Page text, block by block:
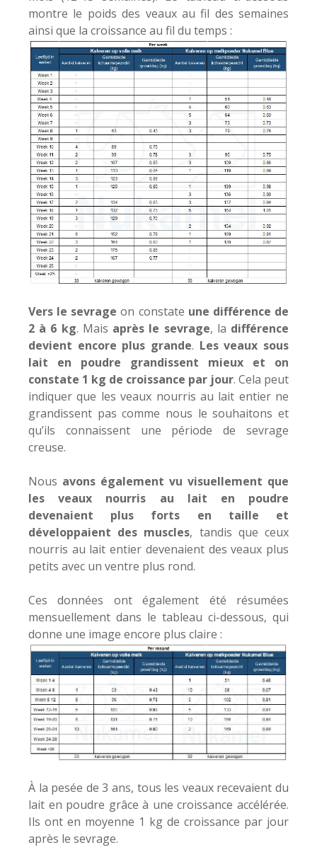
montre le poids des veaux au fil des semaines
ainsi que la croissance au fil du temps :
Vers le sevrage on constate une différence de
2 à 6 kg. Mais après le sevrage, la différence
devient encore plus grande. Les veaux sous
lait en poudre grandissent mieux et on
constate 1 kg de croissance par jour. Cela peut
indiquer que les veaux nourris au lait entier ne
grandissent pas comme nous le souhaitons et
qu’ils connaissent une période de sevrage
creuse.
Nous avons également vu visuellement que
les veaux nourris au lait en poudre
devenaient plus forts en taille et
développaient des muscles, tandis que ceux
nourris au lait entier devenaient des veaux plus
petits avec un ventre plus rond.
Ces données ont également été résumées
mensuellement dans le tableau ci-dessous, qui
donne une image encore plus claire :
À la pesée de 3 ans, tous les veaux recevaient du
lait en poudre grâce à une croissance accélérée.
Ils ont en moyenne 1 kg de croissance par jour
après le sevrage.